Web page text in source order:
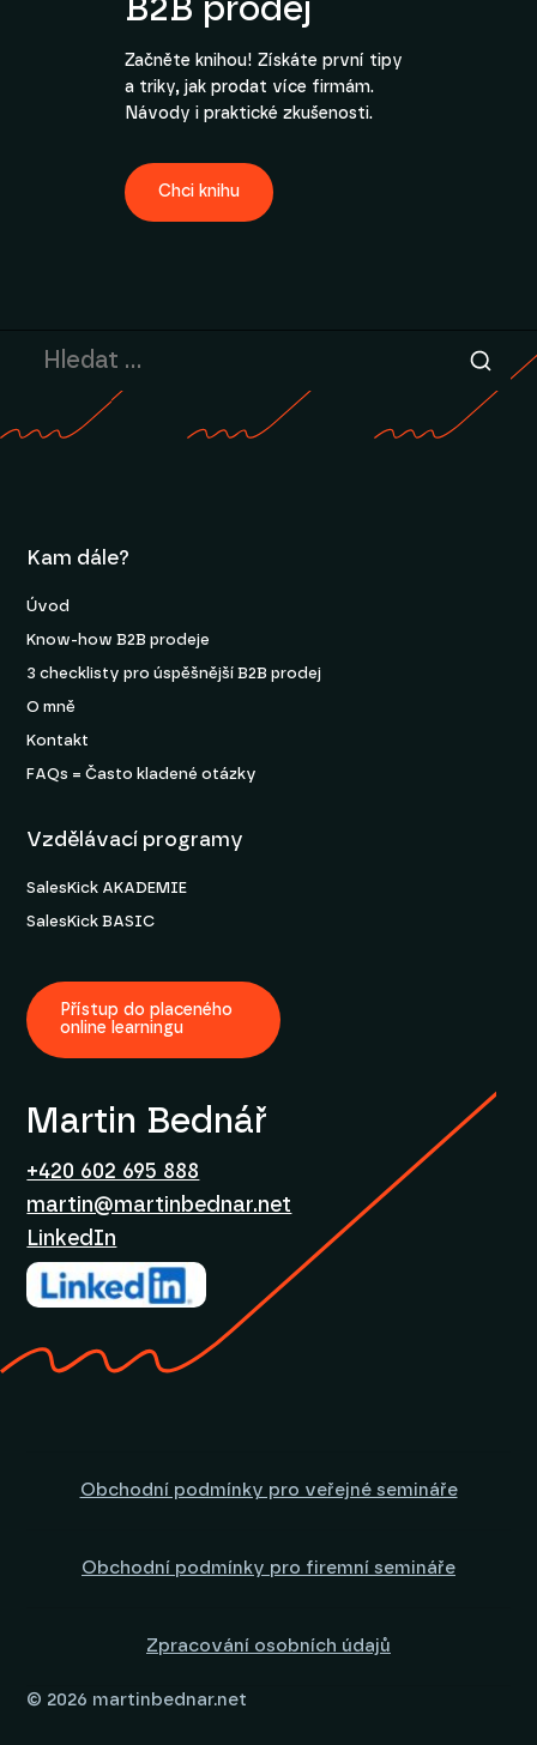
B2B prodej
Začněte knihou! Získáte první tipy
a triky, jak prodat více firmám.
Návody i praktické zkušenosti.
Chci knihu
Kam dále?
Úvod
Know-how B2B prodeje
3 checklisty pro úspěšnější B2B prodej
O mně
Kontakt
FAQs = Často kladené otázky
Vzdělávací programy
SalesKick AKADEMIE
SalesKick BASIC
Přístup do placeného
online learningu
Martin Bednář
+420 602 695 888
martin@martinbednar.net
LinkedIn
Obchodní podmínky pro veřejné semináře
Obchodní podmínky pro firemní semináře
Zpracování osobních údajů
© 2026 martinbednar.net